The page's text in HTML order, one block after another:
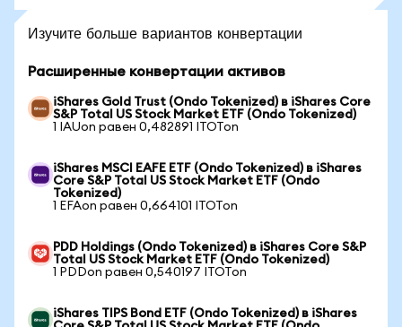
Изучите больше вариантов конвертации
Расширенные конвертации активов
iShares Gold Trust (Ondo Tokenized) в iShares Core
S&P Total US Stock Market ETF (Ondo Tokenized)
1 IAUon равен 0,482891 ITOTon
iShares MSCI EAFE ETF (Ondo Tokenized) в iShares
Core S&P Total US Stock Market ETF (Ondo
Tokenized)
1 EFAon равен 0,664101 ITOTon
PDD Holdings (Ondo Tokenized) в iShares Core S&P
Total US Stock Market ETF (Ondo Tokenized)
1 PDDon равен 0,540197 ITOTon
iShares TIPS Bond ETF (Ondo Tokenized) в iShares